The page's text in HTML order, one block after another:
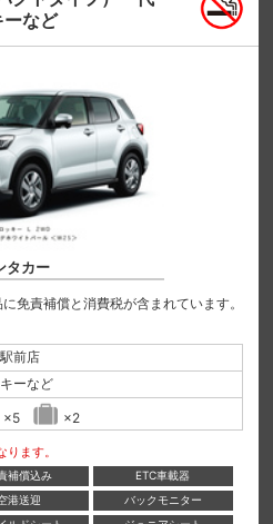
など
タカー
免責補償と消費税が含まれています。
前店
ーなど
×5 ×2
ます。
補償込み
ETC車載器
港送迎
バックモニター